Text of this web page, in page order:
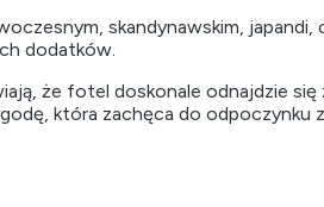
skandynawskim,
dodatków.
że fotel doskonale odnajdzie
która zachęca do odpoczynku